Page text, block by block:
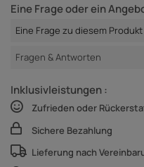
Eine Frage oder ein
Eine Frage zu diesem Produkt
Fragen & Antworten
Inklusivleistungen :
Zufrieden oder
Sichere Bezahlung
Lieferung nach